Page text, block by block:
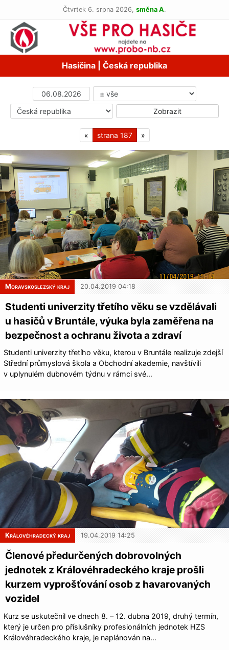
Čtvrtek 6. srpna 2026, směna A.
Hasičina | Česká republika
« 187 »
Moravskoslezský kraj 20.04.2019 04:18
Studenti univerzity třetího věku se vzdělávali
u hasičů v Bruntále, výuka byla zaměřena na
bezpečnost a ochranu života a zdraví
Studenti univerzity třetího věku, kterou v Bruntále realizuje zdejší
Střední průmyslová škola a Obchodní akademie, navštívili
v uplynulém dubnovém týdnu v rámci své…
Královéhradecký kraj 19.04.2019 14:25
Členové předurčených dobrovolných
jednotek z Královéhradeckého kraje prošli
kurzem vyprošťování osob z havarovaných
vozidel
Kurz se uskutečnil ve dnech 8. – 12. dubna 2019, druhý termín,
který je určen pro příslušníky profesionálních jednotek HZS
Královéhradeckého kraje, je naplánován na…